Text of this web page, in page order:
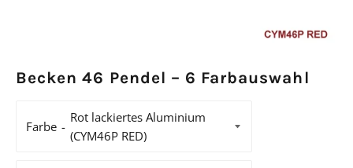
Becken 46 Pendel – 6 Farbauswahl
Farbe